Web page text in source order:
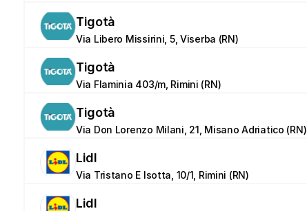
Tigotà
Via Libero Missirini, 5, Viserba (RN)
Tigotà
Via Flaminia 403/m, Rimini (RN)
Tigotà
Via Don Lorenzo Milani, 21, Misano Adriatico (RN)
Lidl
Via Tristano E Isotta, 10/1, Rimini (RN)
Lidl